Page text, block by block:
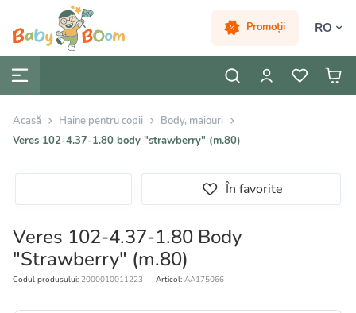
Promoții RO
Acasă Haine pentru copii
Body, maiouri
Veres 102-4.37-1.80 body "strawberry" (m.80)
În favorite
Veres 102-4.37-1.80 Body
"Strawberry" (m.80)
Codul produsului: 2000010011223 Articol: AA175066